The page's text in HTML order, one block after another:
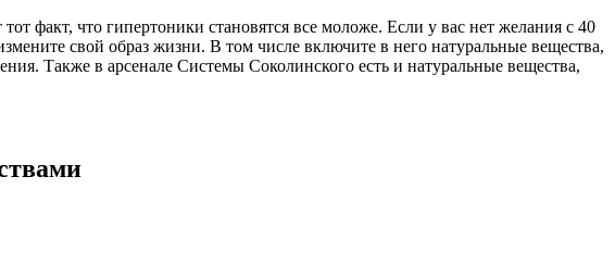
факт, что гипертоники становятся все моложе. Если у вас нет желания с 40
свой образ жизни. В том числе включите в него натуральные вещества,
Также в арсенале Системы Соколинского есть и натуральные вещества,